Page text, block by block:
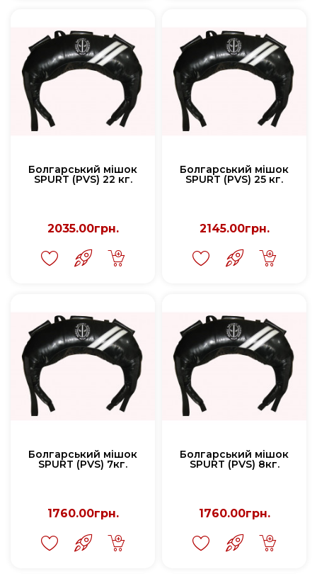
Болгарський мішок
SPURT (PVS) 22 кг.
2035.00грн.
Болгарський мішок
SPURT (PVS) 25 кг.
2145.00грн.
Болгарський мішок
SPURT (PVS) 7кг.
1760.00грн.
Болгарський мішок
SPURT (PVS) 8кг.
1760.00грн.